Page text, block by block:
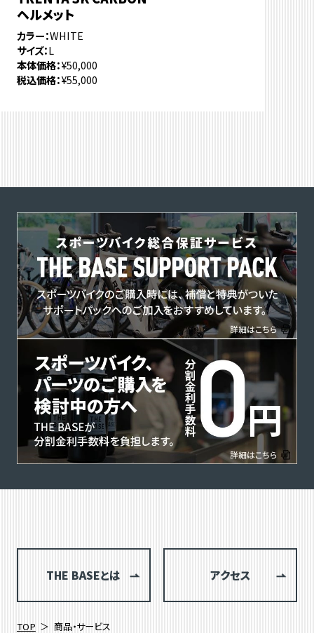
ヘルメット
カラー WHITE
サイズ L
本体価格 ¥50,000
税込価格 ¥55,000
THE BASEとは アクセス
TOP 商品・サービス